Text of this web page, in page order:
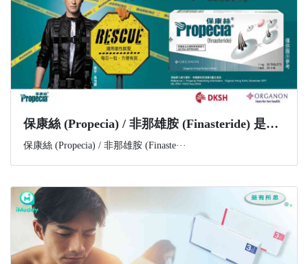
​保康絲 (Propecia) / 非那雄胺 (Finasteride) 是什麼？功效、副作用與購買資訊一文講解
保康絲 (Propecia) / 非那雄胺 (Finaste···